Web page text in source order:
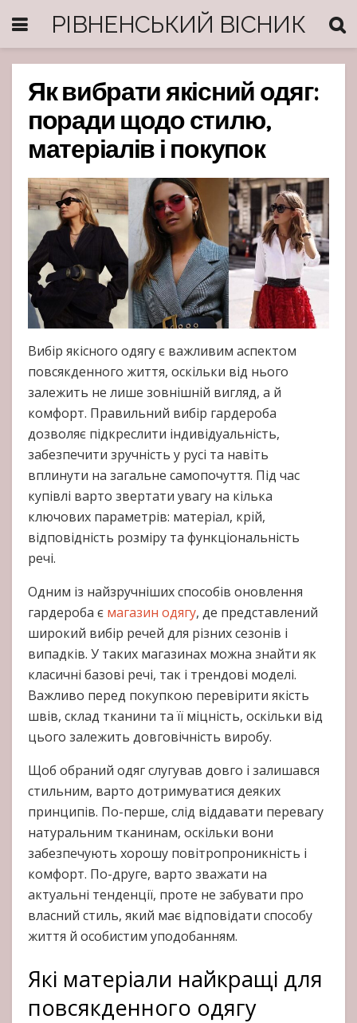
РІВНЕНСЬКИЙ ВІСНИК
Як вибрати якісний одяг:
поради щодо стилю,
матеріалів і покупок
Вибір якісного одягу є важливим аспектом
повсякденного життя, оскільки від нього
залежить не лише зовнішній вигляд, а й
комфорт. Правильний вибір гардероба
дозволяє підкреслити індивідуальність,
забезпечити зручність у русі та навіть
вплинути на загальне самопочуття. Під час
купівлі варто звертати увагу на кілька
ключових параметрів: матеріал, крій,
відповідність розміру та функціональність
речі.
Одним із найзручніших способів оновлення
гардероба є магазин одягу, де представлений
широкий вибір речей для різних сезонів і
випадків. У таких магазинах можна знайти як
класичні базові речі, так і трендові моделі.
Важливо перед покупкою перевірити якість
швів, склад тканини та її міцність, оскільки від
цього залежить довговічність виробу.
Щоб обраний одяг слугував довго і залишався
стильним, варто дотримуватися деяких
принципів. По-перше, слід віддавати перевагу
натуральним тканинам, оскільки вони
забезпечують хорошу повітропроникність і
комфорт. По-друге, варто зважати на
актуальні тенденції, проте не забувати про
власний стиль, який має відповідати способу
життя й особистим уподобанням.
Які матеріали найкращі для
повсякденного одягу